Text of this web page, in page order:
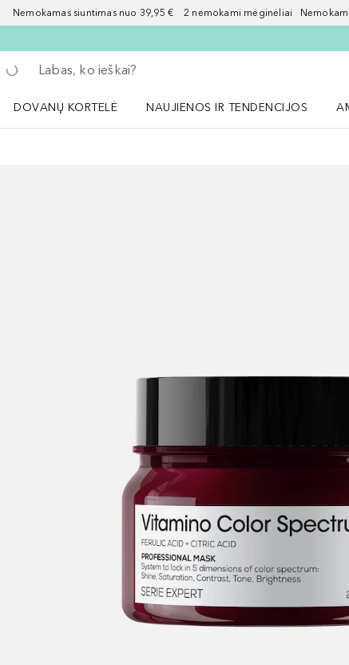
Nemokamas siuntimas nuo 39,95 € 2 nemokami mėginėliai
Grįžk atgal
Vykdykite paiešką
DOVANŲ KORTELĖ
NAUJIENOS IR TENDENCIJOS